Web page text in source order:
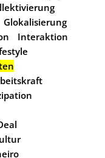
Glokalisierung
Interaktion